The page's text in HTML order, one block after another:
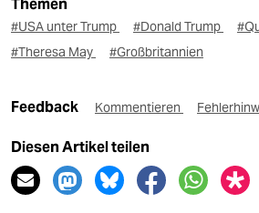
Themen
#USA unter Trump #Donald Trump
#Theresa May
#Großbritannien
Feedback Kommentieren
Diesen Artikel teilen